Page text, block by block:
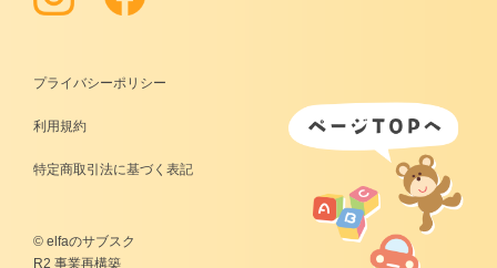
プライバシーポリシー
利用規約
特定商取引法に基づく表記
© elfaのサブスク
R2 事業再構築